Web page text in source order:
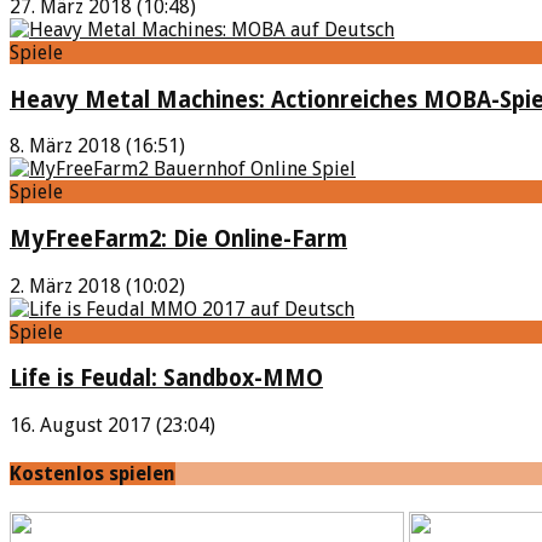
27. März 2018 (10:48)
Spiele
Heavy Metal Machines: Actionreiches MOBA-
8. März 2018 (16:51)
Spiele
MyFreeFarm2: Die Online-Farm
2. März 2018 (10:02)
Spiele
Life is Feudal: Sandbox-MMO
16. August 2017 (23:04)
Kostenlos spielen